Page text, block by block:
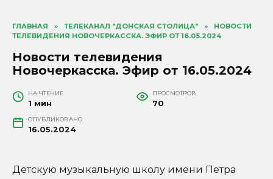
ГЛАВНАЯ » ТЕЛЕКАНАЛ "ДОНСКАЯ СТОЛИЦА" »
НОВОСТИ
ТЕЛЕВИДЕНИЯ НОВОЧЕРКАССКА. ЭФИР ОТ 16.05.2024
Новости телевидения
Новочеркасска. Эфир от 16.05.2024
НА ЧТЕНИЕ
1 мин
ПРОСМОТРОВ
70
ОПУБЛИКОВАНО
16.05.2024
Детскую музыкальную школу имени Петра